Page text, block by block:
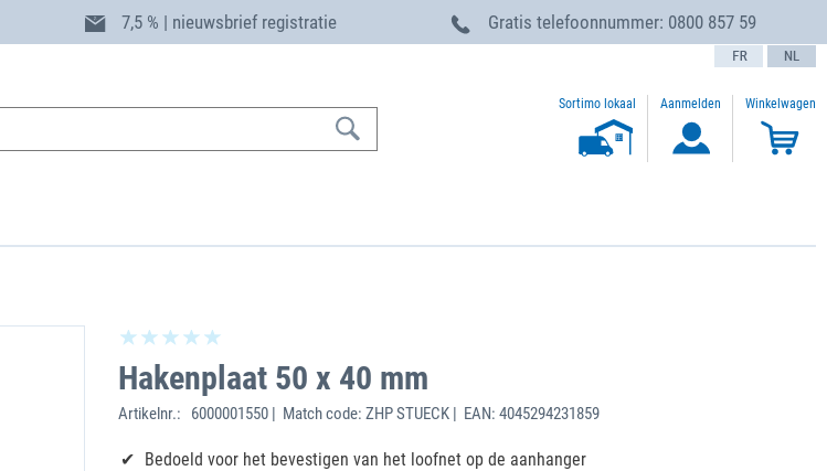
7,5 % | nieuwsbrief registratie Gratis telefoonnummer: 0800 857 59
text.language
Sortimo lokaal Aanmelden Winkelwagen
Hakenplaat 50 x 40 mm
Artikelnr.: 6000001550 | Match code: ZHP STUECK | EAN: 4045294231859
Bedoeld voor het bevestigen van het loofnet op de aanhanger